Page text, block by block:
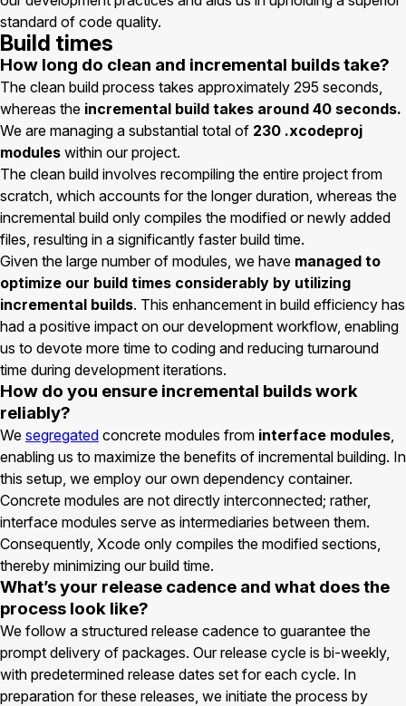
standard of code quality.
Build times
How long do clean and incremental builds take?
The clean build process takes approximately 295 seconds,
whereas the incremental build takes around 40 seconds.
We are managing a substantial total of 230 .xcodeproj
modules within our project.
The clean build involves recompiling the entire project from
scratch, which accounts for the longer duration, whereas the
incremental build only compiles the modified or newly added
files, resulting in a significantly faster build time.
Given the large number of modules, we have managed to
optimize our build times considerably by utilizing
incremental builds. This enhancement in build efficiency has
had a positive impact on our development workflow, enabling
us to devote more time to coding and reducing turnaround
time during development iterations.
How do you ensure incremental builds work
reliably?
We segregated concrete modules from interface modules
enabling us to maximize the benefits of incremental building. In
this setup, we employ our own dependency container.
Concrete modules are not directly interconnected; rather,
interface modules serve as intermediaries between them.
Consequently, Xcode only compiles the modified sections,
thereby minimizing our build time.
What’s your release cadence and what does the
process look like?
We follow a structured release cadence to guarantee the
prompt delivery of packages. Our release cycle is bi-weekly,
with predetermined release dates set for each cycle. In
preparation for these releases, we initiate the process by